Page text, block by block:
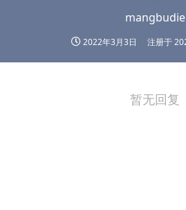
mangbudie
2022年3月3日 注册于
暂无回复